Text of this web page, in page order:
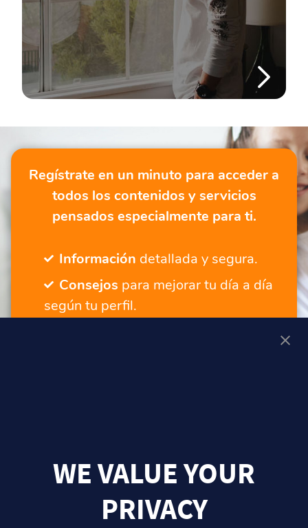
Regístrate en un minuto para acceder a
todos los contenidos y servicios
pensados especialmente para ti.
Información detallada y segura.
Consejos para mejorar tu día a día
según tu perfil.
WE VALUE YOUR
PRIVACY